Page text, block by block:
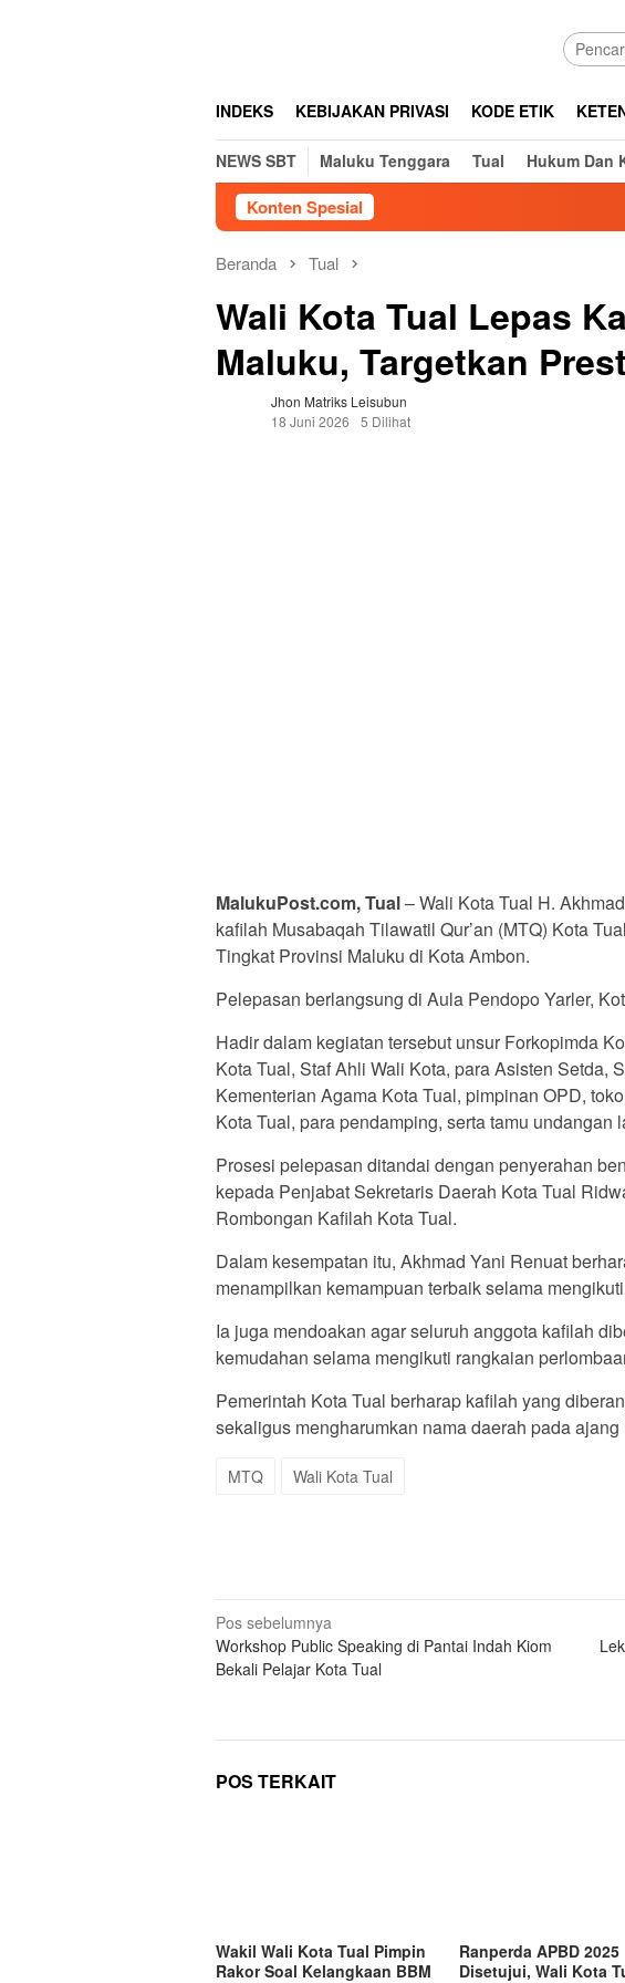
INDEKS KEBIJAKAN PRIVASI KODE ETIK
NEWS SBT Maluku Tenggara Tual Hukum Dan
Konten Spesial
Beranda Tual
Wali Kota Tual Lepas
Maluku, Targetkan
Jhon Matriks Leisubun
18 Juni 2026
5 Dilihat
MalukuPost.com, Tual– Wali Kota Tual H.
kafilah Musabaqah Tilawatil Qur’an (MTQ) Kota
Tingkat Provinsi Maluku di Kota Ambon.
Pelepasan berlangsung di Aula Pendopo Yarler,
Hadir dalam kegiatan tersebut unsur Forkopimda
Kota Tual, Staf Ahli Wali Kota, para Asisten Setda,
Kementerian Agama Kota Tual, pimpinan OPD,
Kota Tual, para pendamping, serta tamu undangan
Prosesi pelepasan ditandai dengan penyerahan
kepada Penjabat Sekretaris Daerah Kota Tual
Rombongan Kafilah Kota Tual.
Dalam kesempatan itu, Akhmad Yani Renuat
menampilkan kemampuan terbaik selama
Ia juga mendoakan agar seluruh anggota kafilah
kemudahan selama mengikuti rangkaian
Pemerintah Kota Tual berharap kafilah yang
sekaligus mengharumkan nama daerah pada
MTQ Wali Kota Tual
Navigasi
pos
Pos sebelumnya
Workshop Public Speaking di Pantai Indah Kiom
Bekali Pelajar Kota Tual
POS TERKAIT
Wakil Wali Kota Tual Pimpin
Rakor Soal Kelangkaan BBM
Ranperda APBD 2025
Disetujui, Wali Kota